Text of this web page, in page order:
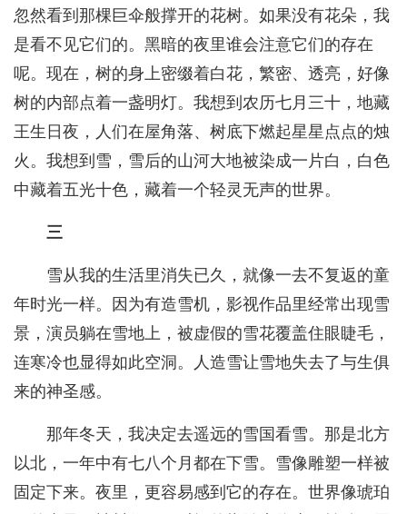
忽然看到那棵巨伞般撑开的花树。如果没有花朵，我
是看不见它们的。黑暗的夜里谁会注意它们的存在
呢。现在，树的身上密缀着白花，繁密、透亮，好像
树的内部点着一盏明灯。我想到农历七月三十，地藏
王生日夜，人们在屋角落、树底下燃起星星点点的烛
火。我想到雪，雪后的山河大地被染成一片白，白色
中藏着五光十色，藏着一个轻灵无声的世界。
三
雪从我的生活里消失已久，就像一去不复返的童
年时光一样。因为有造雪机，影视作品里经常出现雪
景，演员躺在雪地上，被虚假的雪花覆盖住眼睫毛，
连寒冷也显得如此空洞。人造雪让雪地失去了与生俱
来的神圣感。
那年冬天，我决定去遥远的雪国看雪。那是北方
以北，一年中有七八个月都在下雪。雪像雕塑一样被
固定下来。夜里，更容易感到它的存在。世界像琥珀